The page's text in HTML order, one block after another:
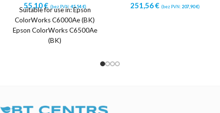
55,10€ (bez PVN:45,54€)
Suitable for use in: Epson
ColorWorks C6000Ae (BK)
Epson ColorWorks C6500Ae
(BK)
251,56€ (bez PVN:207,90€)